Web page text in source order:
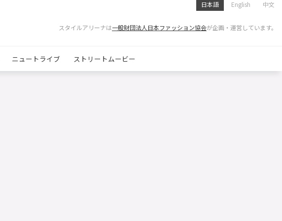
日本語 English 中文
スタイルアリーナは一般財団法人日本ファッション協会が企画・運営しています。
ニュートライブ ストリートムービー